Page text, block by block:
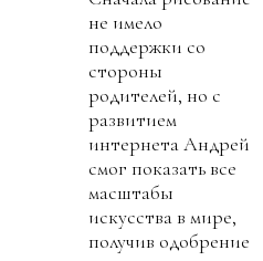
не имело
поддержки со
стороны
родителей, но с
развитием
интернета Андрей
смог показать все
масштабы
искусства в мире,
получив одобрение